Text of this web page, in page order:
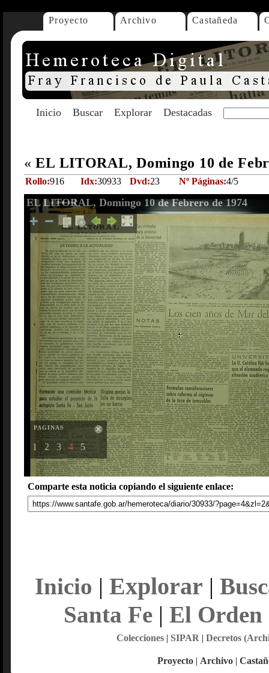
Proyecto Archivo Castañeda
Inicio Buscar Explorar Destacadas
« EL LITORAL, Domingo 10 de
Rollo:916 Idx:30933 Dvd:23 Nº Páginas:4/5
EL LITORAL, Domingo 10 de Febrero de 1974
PAGINAS
1 2 3 4 5
Comparte esta noticia copiando el siguiente enlace:
Inicio | Explorar |
Santa Fe| El Orden
Colecciones| SIPAR | Decretos
Proyecto | Archivo |